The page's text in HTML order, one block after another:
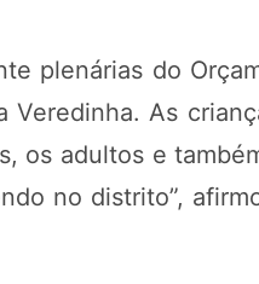
plenárias do
Veredinha. As
os adultos e
no distrito”,